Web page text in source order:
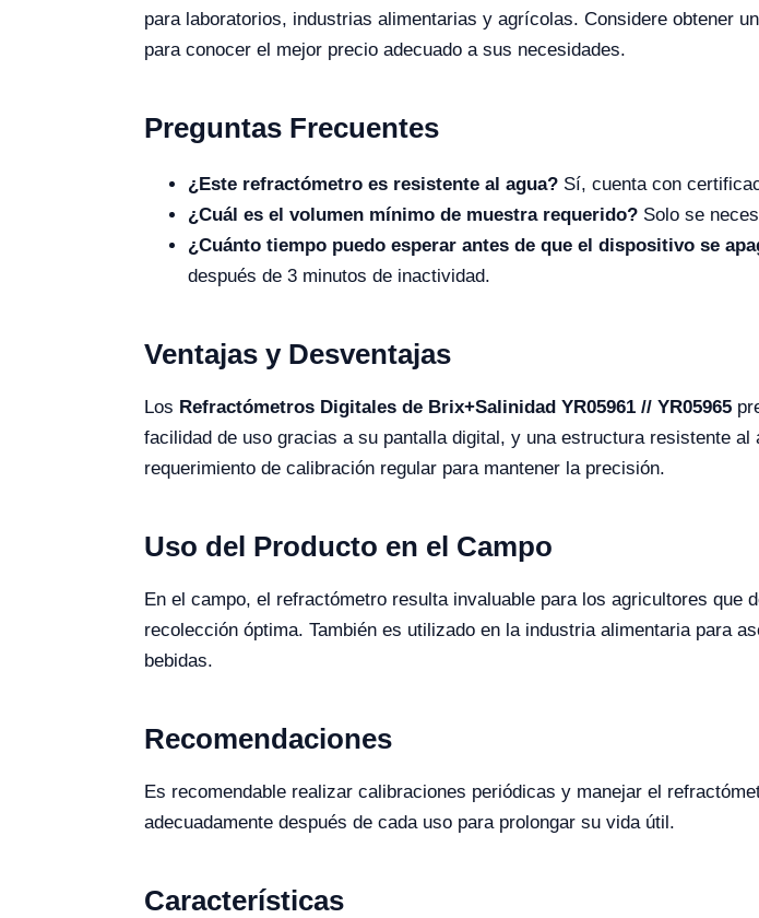
para laboratorios, industrias alimentarias y agrícolas. Considere obtener
para conocer el mejor precio adecuado a sus necesidades.
Preguntas Frecuentes
¿Este refractómetro es resistente al agua? Sí, cuenta con
¿Cuál es el volumen mínimo de muestra requerido? Solo se
¿Cuánto tiempo puedo esperar antes de que el dispositivo se
después de 3 minutos de inactividad.
Ventajas y Desventajas
Los Refractómetros Digitales de Brix+Salinidad YR05961 // YR05965
facilidad de uso gracias a su pantalla digital, y una estructura resistente
requerimiento de calibración regular para mantener la precisión.
Uso del Producto en el Campo
En el campo, el refractómetro resulta invaluable para los agricultores que
recolección óptima. También es utilizado en la industria alimentaria para
bebidas.
Recomendaciones
Es recomendable realizar calibraciones periódicas y manejar el
adecuadamente después de cada uso para prolongar su vida útil.
Características